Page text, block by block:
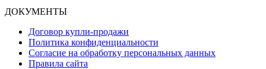
ДОКУМЕНТЫ
Договор купли-продажи
Политика конфиденциальности
Согласие на обработку персональных данных
Правила сайта